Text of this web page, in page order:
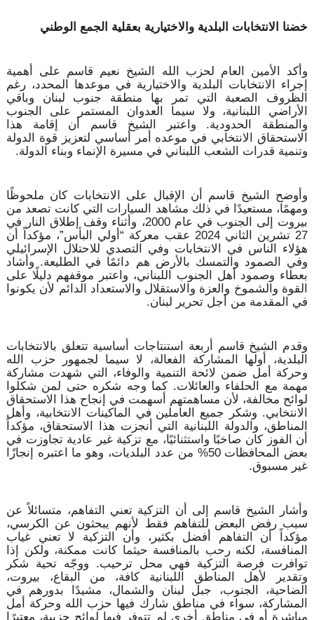
خضنا الانتخابات البلدية والاختيارية بعقلية الجمع الوطني
وأكد الأمين العام لحزب الله الشيخ نعيم قاسم على أهمية
إجراء الانتخابات البلدية والاختيارية في موعدها المحدد، رغم
الظروف الصعبة التي تمر بها منطقة جنوب لبنان وباقي
الأراضي اللبنانية، ولا سيما العدوان المستمر على الجنوب
والمنطقة الحدودية. واعتبر الشيخ قاسم أن إقامة هذا
الاستحقاق الانتخابي في موعده أمر أساسي لتعزيز قوة الدولة
وتنمية قدرات الشعب اللبناني في مسيرة الإنماء وبناء الدولة.
وأوضح الشيخ قاسم أن الإقبال على الانتخابات كان ملحوظًا
ومهمًا، مستعيدًا في ذلك مشاهد السيارات التي كانت تصعد من
بيروت إلى الجنوب في عام 2000، وأثناء وقف إطلاق النار في
27 تشرين الثاني 2024 عقب معركة “أولي البأس”، مؤكداً أن
هؤلاء الناس في الانتخابات وفي التصدي للاحتلال الإسرائيلي
وفي الصمود والتمسك بالأرض هم دائمًا في الطليعة. وأشاد
بعطاء وصمود أهل الجنوب اللبناني، واعتبر موقفهم دليلًا على
القوة والشموخ والعزة والاستقلال والاستعداد الدائم لأن يكونوا
في المقدمة من أجل تحرير لبنان.
وقدم الشيخ قاسم أربعة استنتاجات أساسية تتعلق بالانتخابات
البلدية، أولها المشاركة الفعالة، لا سيما لجمهور حزب الله
وحركة أمل ضمن لائحة التنمية والوفاء، التي شهدت مشاركة
مهمة مع الحلفاء والعائلات. كما وجه شكره حتى لمن شكلوا
لوائح مخالفة، لأن مساهمتهم أسهمت في إنجاح هذا الاستحقاق
الانتخابي. وشكر جميع العاملين في الماكينات الانتخابية، وأهل
المناطق، والدولة اللبنانية التي أنجزت هذا الاستحقاق، مؤكداً
أن الفوز كان صاخبًا واستثنائيًا، مع تزكية غير عادية تجاوزت في
بعض المحافظات 50% من عدد البلديات، وهو ما اعتبره إنجازًا
غير مسبوق.
وأشار الشيخ قاسم إلى أن التزكية تعني التفاهم، متسائلاً عن
سبب رفض البعض للتفاهم فقط لأنهم يبحثون عن الكرسي،
مؤكداً أن التفاهم أفضل بكثير، وأن التزكية لا تعني غياب
المنافسة، لكنه رحب بالمنافسة حيثما كانت ممكنة، ولكن إذا
توافرت فرصة التزكية فهي محل ترحيب. ووجّه تحية شكر
وتقدير لأهل المناطق اللبنانية كافة، من البقاع، بيروت،
الضاحية، الجنوب، جبل لبنان والشمال، مشيدًا بدورهم في
المشاركة، سواء في مناطق شارك فيها حزب الله وحركة أمل
مباشرة أو في مناطق أخرى لم تتوفر فيها لوائح حزبية، معتبرًا